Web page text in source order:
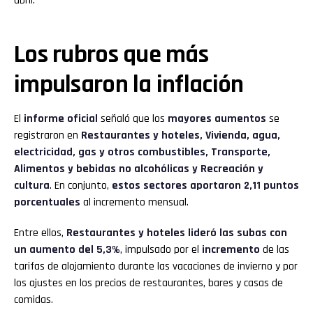
Los rubros que más
impulsaron la inflación
El informe oficial señaló que los mayores aumentos se
registraron en Restaurantes y hoteles, Vivienda, agua,
electricidad, gas y otros combustibles, Transporte,
Alimentos y bebidas no alcohólicas y Recreación y
cultura. En conjunto, estos sectores aportaron 2,11 puntos
porcentuales al incremento mensual.
Entre ellos, Restaurantes y hoteles lideró las subas con
un aumento del 5,3%, impulsado por el incremento de las
tarifas de alojamiento durante las vacaciones de invierno y por
los ajustes en los precios de restaurantes, bares y casas de
comidas.